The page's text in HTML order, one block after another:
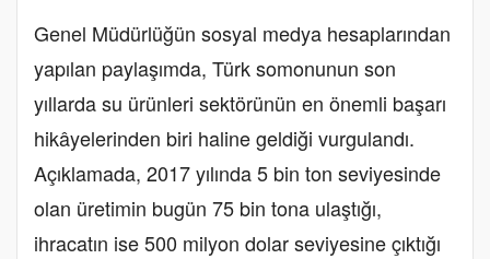
Genel Müdürlüğün sosyal medya hesaplarından
yapılan paylaşımda, Türk somonunun son
yıllarda su ürünleri sektörünün en önemli başarı
hikâyelerinden biri haline geldiği vurgulandı.
Açıklamada, 2017 yılında 5 bin ton seviyesinde
olan üretimin bugün 75 bin tona ulaştığı,
ihracatın ise 500 milyon dolar seviyesine çıktığı